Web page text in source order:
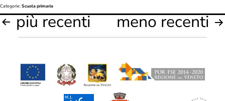
Categorie:Scuola primaria
Paginazione
degli
articoli
più recenti meno recenti